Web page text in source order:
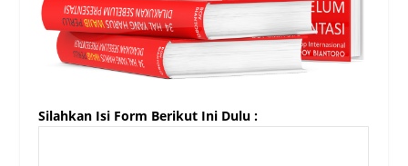
Silahkan Isi Form Berikut Ini Dulu :